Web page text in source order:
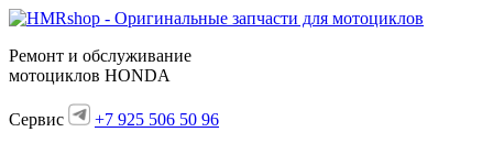
Ремонт и обслуживание
мотоциклов HONDA
Сервис +7 925 506 50 96